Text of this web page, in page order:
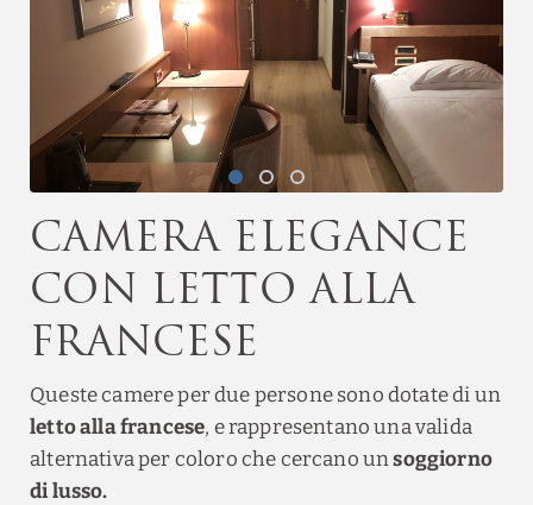
Camera Elegance
con letto alla
francese
Queste camere per due persone sono dotate di un
letto alla francese, e rappresentano una valida
alternativa per coloro che cercano unsoggiorno
di lusso.